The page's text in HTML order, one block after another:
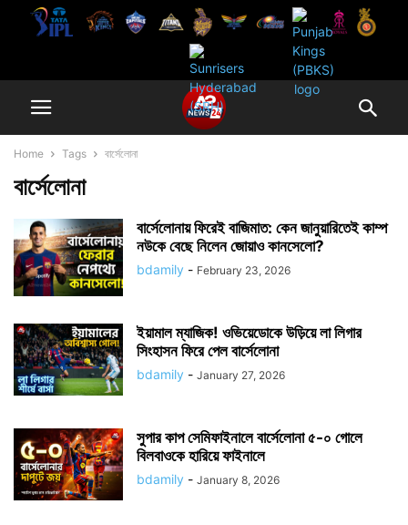
Home Tags বার্সেলোনা
বার্সেলোনা
বার্সেলোনায় ফিরেই বাজিমাত: কেন জানুয়ারিতেই কাম্প
নউকে বেছে নিলেন জোয়াও কানসেলো?
bdamily - February 23, 2026
ইয়ামাল ম্যাজিক! ওভিয়েডোকে উড়িয়ে লা লিগার
সিংহাসন ফিরে পেল বার্সেলোনা
bdamily - January 27, 2026
সুপার কাপ সেমিফাইনালে বার্সেলোনা ৫-০ গোলে
বিলবাওকে হারিয়ে ফাইনালে
bdamily - January 8, 2026